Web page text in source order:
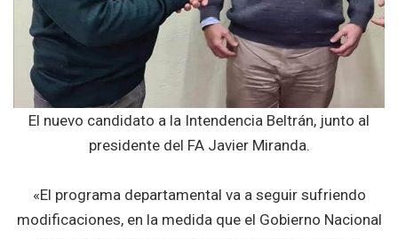
El nuevo candidato a la Intendencia Beltrán, junto al
presidente del FA Javier Miranda.
«El programa departamental va a seguir sufriendo
modificaciones, en la medida que el Gobierno Nacional